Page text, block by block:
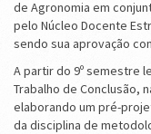
de Agronomia em
pelo Núcleo Docente
sendo sua aprovação
A partir do 9º semestre
Trabalho de Conclusão,
elaborando um pré-
da disciplina de